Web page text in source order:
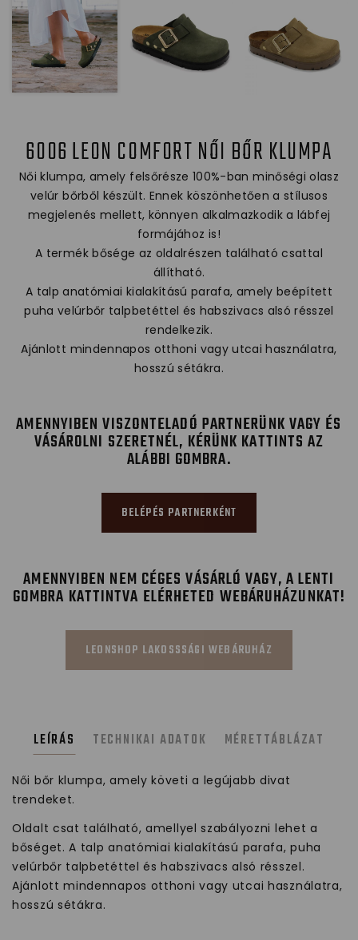
6006 LEON COMFORT NŐI BŐR KLUMPA
Női klumpa, amely felsőrésze 100%-ban minőségi olasz
velúr bőrből készült. Ennek köszönhetően a stílusos
megjelenés mellett, könnyen alkalmazkodik a lábfej
formájához is!
A termék bősége az oldalrészen található csattal
állítható.
A talp anatómiai kialakítású parafa, amely beépített
puha velúrbőr talpbetéttel és habszivacs alsó résszel
rendelkezik.
Ajánlott mindennapos otthoni vagy utcai használatra,
hosszú sétákra.
AMENNYIBEN VISZONTELADÓ PARTNERÜNK VAGY ÉS
VÁSÁROLNI SZERETNÉL, KÉRÜNK KATTINTS AZ
ALÁBBI GOMBRA.
BELÉPÉS PARTNERKÉNT
AMENNYIBEN NEM CÉGES VÁSÁRLÓ VAGY, A LENTI
GOMBRA KATTINTVA ELÉRHETED WEBÁRUHÁZUNKAT!
LEONSHOP LAKOSSSÁGI WEBÁRUHÁZ
LEÍRÁS TECHNIKAI ADATOK MÉRETTÁBLÁZAT
Női bőr klumpa, amely követi a legújabb divat
trendeket.
Oldalt csat található, amellyel szabályozni lehet a
bőséget. A talp anatómiai kialakítású parafa, puha
velúrbőr talpbetéttel és habszivacs alsó résszel.
Ajánlott mindennapos otthoni vagy utcai használatra,
hosszú sétákra.